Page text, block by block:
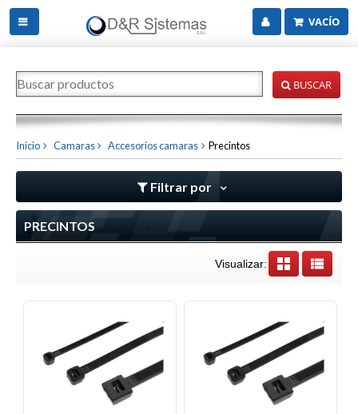
VACÍO
BUSCAR
Inicio Camaras Accesorios camaras Precintos
Filtrar por
PRECINTOS
Visualizar: